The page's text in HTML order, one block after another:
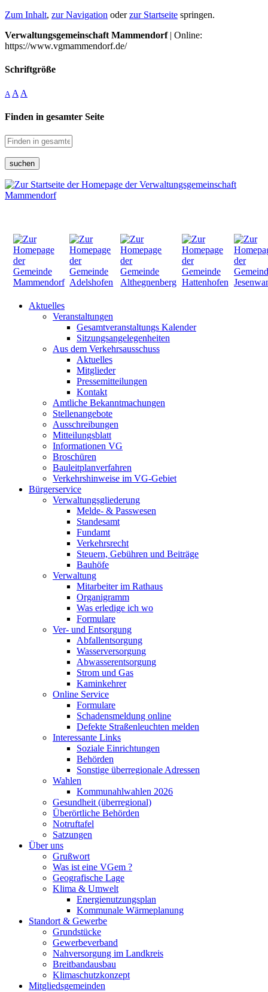
Zum Inhalt, zur Navigation oderzur Startseite springen.
Verwaltungsgemeinschaft Mammendorf| Online:
https://www.vgmammendorf.de/
Schriftgröße
A A A
Finden in gesamter Seite
suchen
Aktuelles
Veranstaltungen
Gesamtveranstaltungs Kalender
Sitzungsangelegenheiten
Aus dem Verkehrsausschuss
Aktuelles
Mitglieder
Pressemitteilungen
Kontakt
Amtliche Bekanntmachungen
Stellenangebote
Ausschreibungen
Mitteilungsblatt
Informationen VG
Broschüren
Bauleitplanverfahren
Verkehrshinweise im VG-Gebiet
Bürgerservice
Verwaltungsgliederung
Melde- & Passwesen
Standesamt
Fundamt
Verkehrsrecht
Steuern, Gebühren und Beiträge
Bauhöfe
Verwaltung
Mitarbeiter im Rathaus
Organigramm
Was erledige ich wo
Formulare
Ver- und Entsorgung
Abfallentsorgung
Wasserversorgung
Abwasserentsorgung
Strom und Gas
Kaminkehrer
Online Service
Formulare
Schadensmeldung online
Defekte Straßenleuchten melden
Interessante Links
Soziale Einrichtungen
Behörden
Sonstige überregionale Adressen
Wahlen
Kommunahlwahlen 2026
Gesundheit (überregional)
Überörtliche Behörden
Notruftafel
Satzungen
Über uns
Grußwort
Was ist eine VGem ?
Geografische Lage
Klima & Umwelt
Energienutzungsplan
Kommunale Wärmeplanung
Standort & Gewerbe
Grundstücke
Gewerbeverband
Nahversorgung im Landkreis
Breitbandausbau
Klimaschutzkonzept
Mitgliedsgemeinden